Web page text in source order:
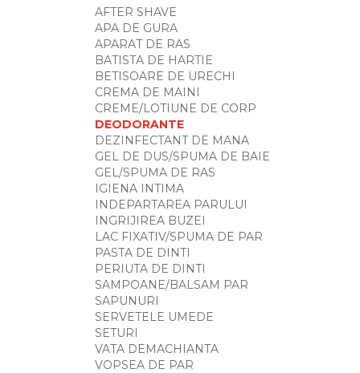
AFTER SHAVE
APA DE GURA
APARAT DE RAS
BATISTA DE HARTIE
BETISOARE DE URECHI
CREMA DE MAINI
CREME/LOTIUNE DE CORP
DEODORANTE
DEZINFECTANT DE MANA
GEL DE DUS/SPUMA DE BAIE
GEL/SPUMA DE RAS
IGIENA INTIMA
INDEPARTAREA PARULUI
INGRIJIREA BUZEI
LAC FIXATIV/SPUMA DE PAR
PASTA DE DINTI
PERIUTA DE DINTI
SAMPOANE/BALSAM PAR
SAPUNURI
SERVETELE UMEDE
SETURI
VATA DEMACHIANTA
VOPSEA DE PAR